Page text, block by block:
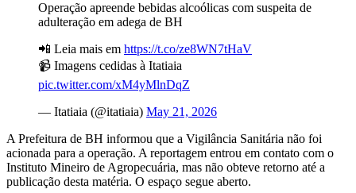
Operação apreende bebidas alcoólicas com suspeita de
adulteração em adega de BH
📲 Leia mais em https://t.co/ze8WN7tHaV
📹 Imagens cedidas à Itatiaia
pic.twitter.com/xM4yMlnDqZ
— Itatiaia (@itatiaia) May 21, 2026
A Prefeitura de BH informou que a Vigilância Sanitária não foi
acionada para a operação. A reportagem entrou em contato com o
Instituto Mineiro de Agropecuária, mas não obteve retorno até a
publicação desta matéria. O espaço segue aberto.